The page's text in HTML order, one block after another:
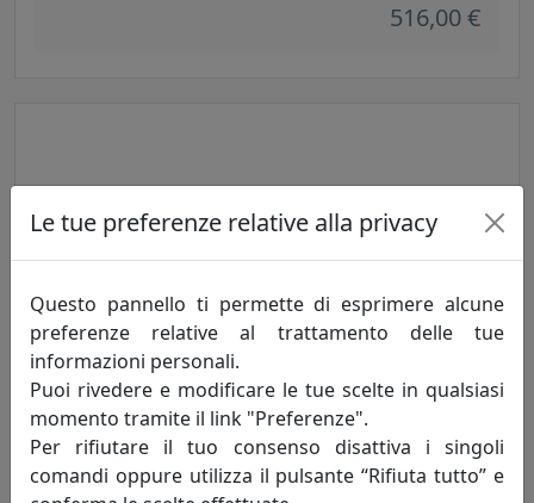
516,00 €
SET SCRIVANIA BRANDO 60X36 IN CUOIO, 6 PEZZI, LIMAC DESIGN,
BORDEAUX, CODICE STBR06CC0009
Limac Design
516,00 €
Le tue preferenze relative alla privacy
Questo pannello ti permette di esprimere alcune
preferenze relative al trattamento delle tue
informazioni personali.
Puoi rivedere e modificare le tue scelte in qualsiasi
momento tramite il link "Preferenze".
Per rifiutare il tuo consenso disattiva i singoli
comandi oppure utilizza il pulsante “Rifiuta tutto” e